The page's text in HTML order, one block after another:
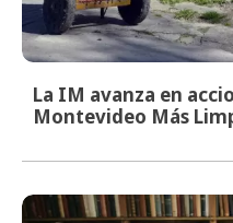
La IM avanza en
Montevideo Más